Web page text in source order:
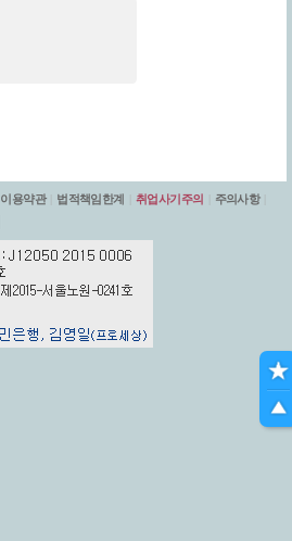
이용약관 법적책임한계 취업사기주의 주의사항